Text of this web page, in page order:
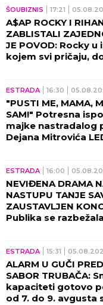
ŠOUBIZNIS 17:21
A$AP ROCKY I
ZABLISTALI
JE POVOD: Rocky u
kojem svi pričaju,
Beogradskoj Areni!
ESTRADA 16:30
"PUSTI ME, MAMA,
SAM!" Potresna
majke nastradalog
Dejana Mitrovića
ESTRADA 16:00
NEVIĐENA DRAMA
NASTUPU TANJE
ZAUSTAVLJEN
Publika se
ESTRADA 15:31
ALARM U GUČI
SABOR TRUBAČA:
kapaciteti gotovo
od 7. do 9. avgusta